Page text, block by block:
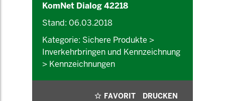
KomNet Dialog 42218
Stand: 06.03.2018
Kategorie: Sichere Produkte >
Inverkehrbringen und Kennzeichnung
> Kennzeichnungen
FAVORIT DRUCKEN